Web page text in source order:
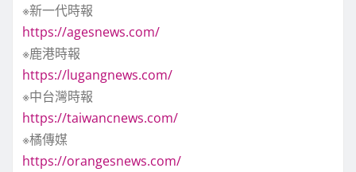
※新一代時報
https://agesnews.com/
※鹿港時報
https://lugangnews.com/
※中台灣時報
https://taiwancnews.com/
※橘傳媒
https://orangesnews.com/